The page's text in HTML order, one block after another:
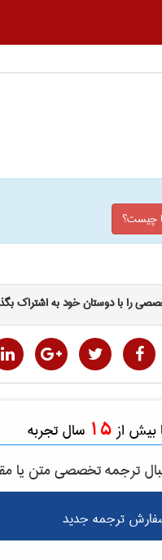
چیست؟
را با دوستان خود به اشتراک
بیش از 15 سال تجربه
ترجمه تخصصی متن یا
ترجمه جدید